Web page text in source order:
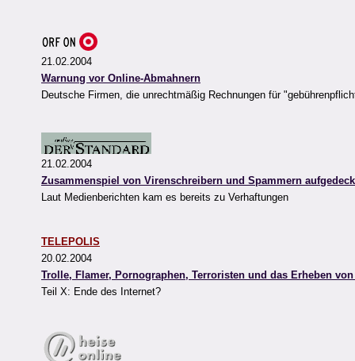
21.02.2004
Warnung vor Online-Abmahnern
Deutsche Firmen, die unrechtmäßig Rechnungen für
21.02.2004
Zusammenspiel von Virenschreibern und Spammern
Laut Medienberichten kam es bereits zu Verhaftungen
TELEPOLIS
20.02.2004
Trolle, Flamer, Pornographen, Terroristen und das Erheben
Teil X: Ende des Internet?